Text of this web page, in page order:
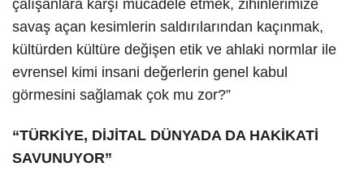
çalışanlara karşı mücadele etmek, zihinlerimize
savaş açan kesimlerin saldırılarından kaçınmak,
kültürden kültüre değişen etik ve ahlaki normlar ile
evrensel kimi insani değerlerin genel kabul
görmesini sağlamak çok mu zor?”
“TÜRKİYE, DİJİTAL DÜNYADA DA HAKİKATİ
SAVUNUYOR”